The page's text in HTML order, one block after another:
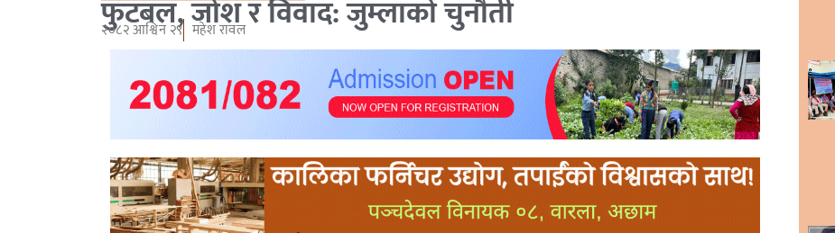
फुटबल, जोश र विवाद: जुम्लाको चुनौती
२०८२ आश्विन २९ महेश रावल